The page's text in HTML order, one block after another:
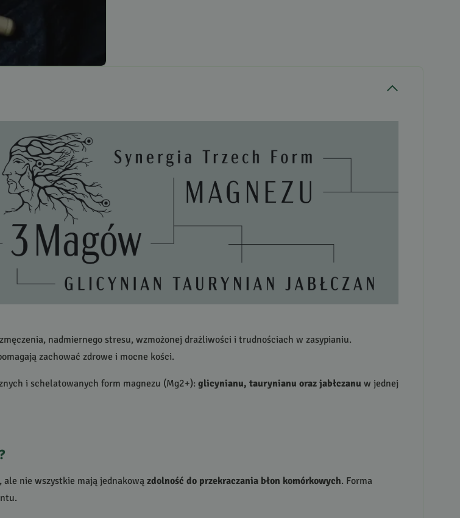
nadmiernego stresu, wzmożonej drażliwości i trudnościach w zasypianiu.
zachować zdrowe i mocne kości.
i schelatowanych form magnezu (Mg2+): glicynianu, taurynianu oraz jabłczanu w jednej
ale nie wszystkie mają jednakową zdolność do przekraczania błon komórkowych. Forma